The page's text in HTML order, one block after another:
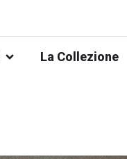
La Collezione